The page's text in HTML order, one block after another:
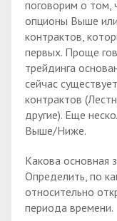
поговорим о том,
опционы Выше
контрактов,
первых. Проще
трейдинга
сейчас
контрактов
другие). Еще
Выше/Ниже.
Какова основная
Определить, по
относительно
периода времени.